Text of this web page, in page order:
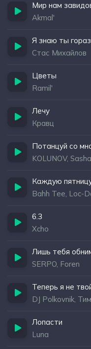
Мир нам
Akmal'
Я знаю ты
Стас Михайлов
Цветы
Ramil'
Лечу
Кравц
Потанцуй со
KOLUNOV,
Каждую
Bahh Tee, Loc-
6.3
Xcho
Лишь тебя
SERPO, Foren
Теперь я не
DJ Polkovnik,
Лопасти
Luna